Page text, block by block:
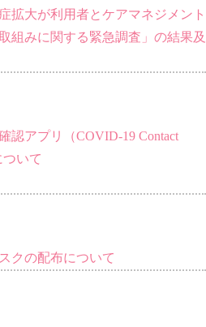
拡大が利用者とケアマネジメント
組みに関する緊急調査」の結果及
認アプリ（COVID-19 Contact
ついて
クの配布について